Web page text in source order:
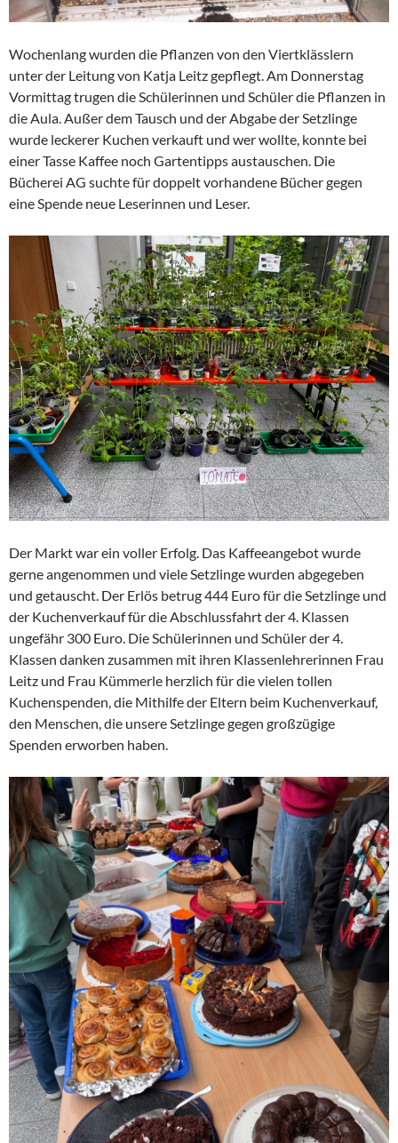
Wochenlang wurden die Pflanzen von den Viertklässlern
unter der Leitung von Katja Leitz gepflegt. Am Donnerstag
Vormittag trugen die Schülerinnen und Schüler die Pflanzen in
die Aula. Außer dem Tausch und der Abgabe der Setzlinge
wurde leckerer Kuchen verkauft und wer wollte, konnte bei
einer Tasse Kaffee noch Gartentipps austauschen. Die
Bücherei AG suchte für doppelt vorhandene Bücher gegen
eine Spende neue Leserinnen und Leser.
Der Markt war ein voller Erfolg. Das Kaffeeangebot wurde
gerne angenommen und viele Setzlinge wurden abgegeben
und getauscht. Der Erlös betrug 444 Euro für die Setzlinge und
der Kuchenverkauf für die Abschlussfahrt der 4. Klassen
ungefähr 300 Euro. Die Schülerinnen und Schüler der 4.
Klassen danken zusammen mit ihren Klassenlehrerinnen Frau
Leitz und Frau Kümmerle herzlich für die vielen tollen
Kuchenspenden, die Mithilfe der Eltern beim Kuchenverkauf,
den Menschen, die unsere Setzlinge gegen großzügige
Spenden erworben haben.